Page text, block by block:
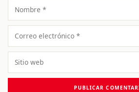
Nombre
Correo
electrónico
Sitio
web